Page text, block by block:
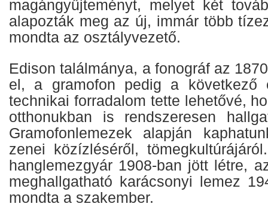
magángyűjteményt, melyet két
alapozták meg az új, immár több
mondta az osztályvezető.
Edison találmánya, a fonográf az
el, a gramofon pedig a következő
technikai forradalom tette lehetővé,
otthonukban is rendszeresen
Gramofonlemezek alapján
zenei közízléséről,
hanglemezgyár 1908-ban jött létre,
meghallgatható karácsonyi lemez
mondta a szakember.